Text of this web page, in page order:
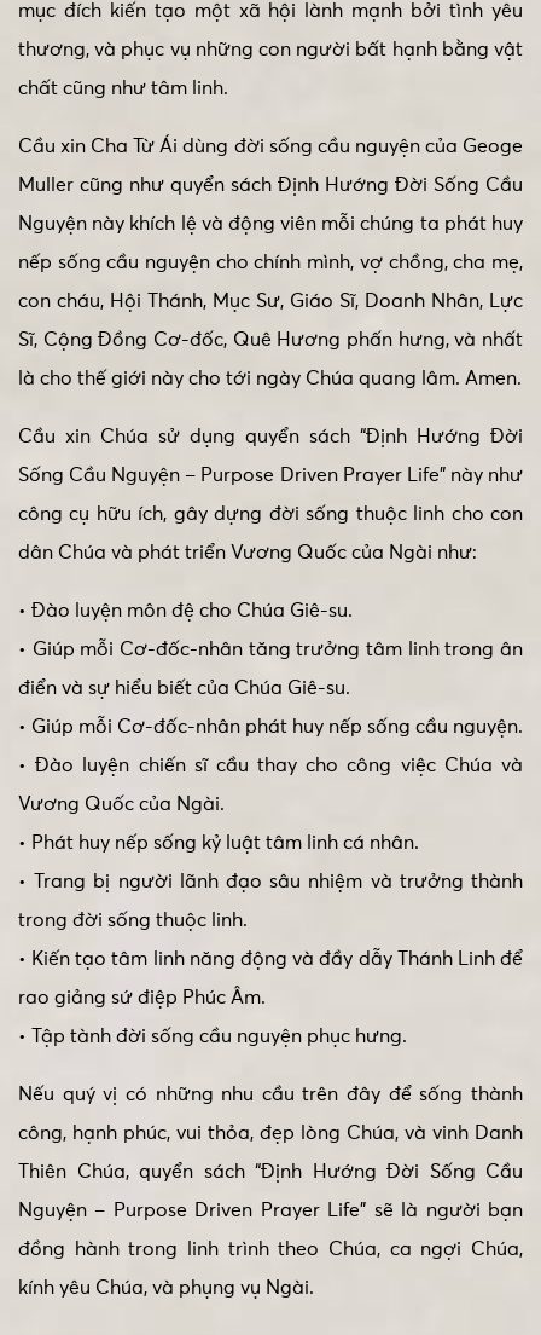
mục đích kiến tạo một xã hội lành mạnh bởi tình yêu
thương, và phục vụ những con người bất hạnh bằng vật
chất cũng như tâm linh.
Cầu xin Cha Từ Ái dùng đời sống cầu nguyện của Geoge
Muller cũng như quyển sách Định Hướng Đời Sống Cầu
Nguyện này khích lệ và động viên mỗi chúng ta phát huy
nếp sống cầu nguyện cho chính mình, vợ chồng, cha mẹ,
con cháu, Hội Thánh, Mục Sư, Giáo Sĩ, Doanh Nhân, Lực
Sĩ, Cộng Đồng Cơ-đốc, Quê Hương phấn hưng, và nhất
là cho thế giới này cho tới ngày Chúa quang lâm. Amen.
Cầu xin Chúa sử dụng quyển sách “Định Hướng Đời
Sống Cầu Nguyện – Purpose Driven Prayer Life” này như
công cụ hữu ích, gây dựng đời sống thuộc linh cho con
dân Chúa và phát triển Vương Quốc của Ngài như:
• Đào luyện môn đệ cho Chúa Giê-su.
• Giúp mỗi Cơ-đốc-nhân tăng trưởng tâm linh trong ân
điển và sự hiểu biết của Chúa Giê-su.
• Giúp mỗi Cơ-đốc-nhân phát huy nếp sống cầu nguyện.
• Đào luyện chiến sĩ cầu thay cho công việc Chúa và
Vương Quốc của Ngài.
• Phát huy nếp sống kỷ luật tâm linh cá nhân.
• Trang bị người lãnh đạo sâu nhiệm và trưởng thành
trong đời sống thuộc linh.
• Kiến tạo tâm linh năng động và đầy dẫy Thánh Linh để
rao giảng sứ điệp Phúc Âm.
• Tập tành đời sống cầu nguyện phục hưng.
Nếu quý vị có những nhu cầu trên đây để sống thành
công, hạnh phúc, vui thỏa, đẹp lòng Chúa, và vinh Danh
Thiên Chúa, quyển sách “Định Hướng Đời Sống Cầu
Nguyện – Purpose Driven Prayer Life” sẽ là người bạn
đồng hành trong linh trình theo Chúa, ca ngợi Chúa,
kính yêu Chúa, và phụng vụ Ngài.